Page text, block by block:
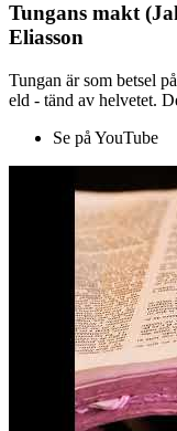
Tungans makt
Eliasson
Tungan är som betsel
eld - tänd av helvetet.
Se på YouTube